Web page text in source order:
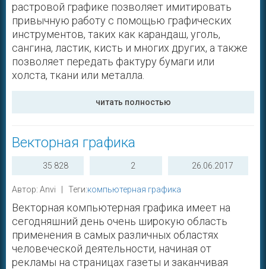
растровой графике позволяет имитировать
привычную работу с помощью графических
инструментов, таких как карандаш, уголь,
сангина, ластик, кисть и многих других, а также
позволяет передать фактуру бумаги или
холста, ткани или металла.
читать полностью
Векторная графика
35 828 2 26.06.2017
Автор: Anvi | Теги:компьютерная графика
Векторная компьютерная графика имеет на
сегодняшний день очень широкую область
применения в самых различных областях
человеческой деятельности, начиная от
рекламы на страницах газеты и заканчивая